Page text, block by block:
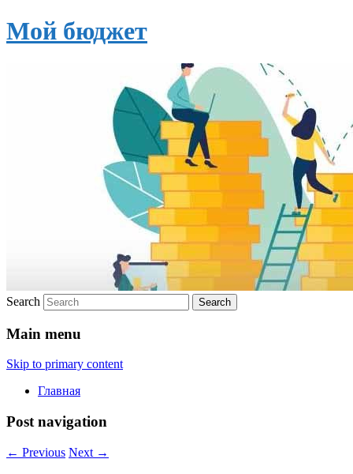
Мой бюджет
Search
Main menu
Skip to primary content
Главная
Post navigation
← Previous Next →